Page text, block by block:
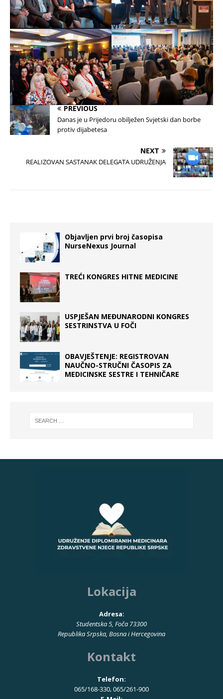
PREVIOUS
Danas je u Prijedoru obilježen Svjetski dan borbe
protiv dijabetesa
NEXT
REALIZOVAN SASTANAK DELEGATA UDRUŽENJA
Objavljen prvi broj časopisa
NurseNexus Journal
TREĆI KONGRES HITNE MEDICINE
USPJEŠAN MEĐUNARODNI KONGRES
SESTRINSTVA U FOČI
OBAVJEŠTENJE: REGISTROVAN
NAUČNO-STRUČNI ČASOPIS ZA
MEDICINSKE SESTRE I TEHNIČARE
Lokacija
Adresa:
Studentska 5, Foča 73300
Republika Srpska, Bosna i Hercegovina
Kontakt
Telefon:
065/168-330, 065/261-900